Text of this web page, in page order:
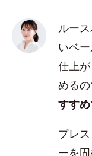
ルー
いベ
仕上
める
すすめ
プレ
ーを